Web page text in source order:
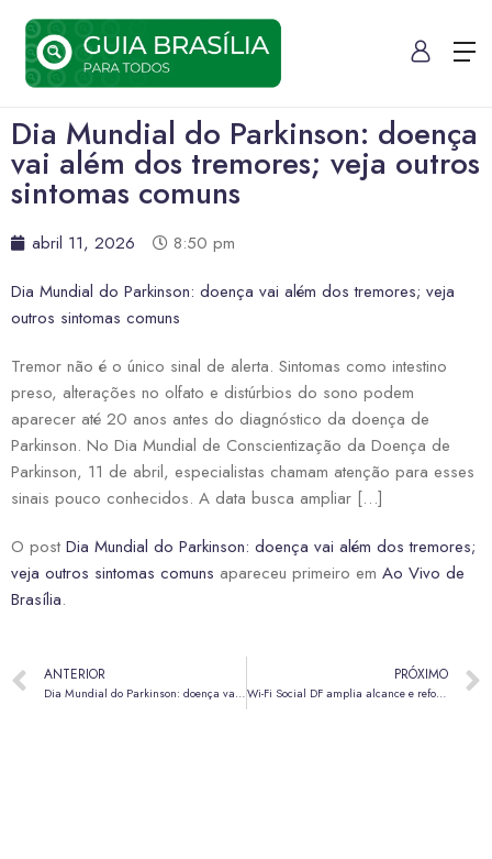
Dia Mundial do Parkinson: doença
vai além dos tremores; veja outros
sintomas comuns
abril 11, 2026
8:50 pm
Dia Mundial do Parkinson: doença vai além dos tremores; veja
outros sintomas comuns
Tremor não é o único sinal de alerta. Sintomas como intestino
preso, alterações no olfato e distúrbios do sono podem
aparecer até 20 anos antes do diagnóstico da doença de
Parkinson. No Dia Mundial de Conscientização da Doença de
Parkinson, 11 de abril, especialistas chamam atenção para esses
sinais pouco conhecidos. A data busca ampliar […]
O post Dia Mundial do Parkinson: doença vai além dos tremores;
veja outros sintomas comuns apareceu primeiro em Ao Vivo de
Brasília.
ANTERIOR
Dia Mundial do Parkinson: doença vai além dos tremores; veja outros sintomas comuns
PRÓXIMO
Wi-Fi Social DF amplia alcance e reforça inclusão digital em mais de 25 regiões